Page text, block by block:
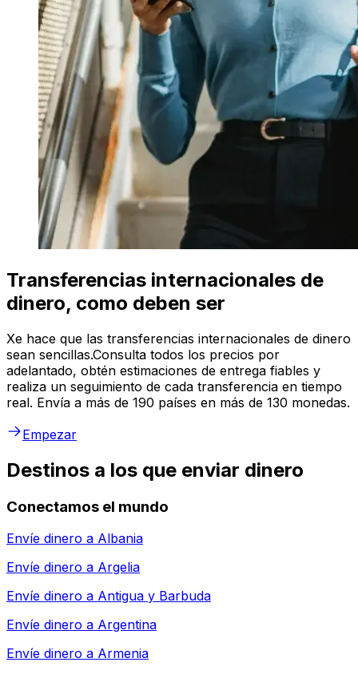
Transferencias internacionales de
dinero, como deben ser
Xe hace que las transferencias internacionales de dinero
sean sencillas.Consulta todos los precios por
adelantado, obtén estimaciones de entrega fiables y
realiza un seguimiento de cada transferencia en tiempo
real. Envía a más de 190 países en más de 130 monedas.
Empezar
Destinos a los que enviar dinero
Conectamos el mundo
Envíe dinero a Albania
Envíe dinero a Argelia
Envíe dinero a Antigua y Barbuda
Envíe dinero a Argentina
Envíe dinero a Armenia